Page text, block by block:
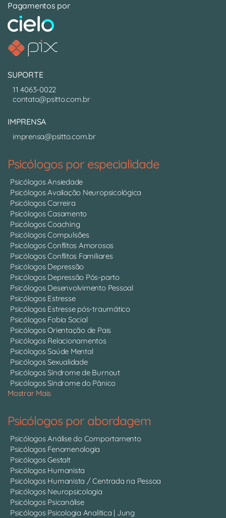
Pagamentos por
SUPORTE
11 4063-0022
contato@psitto.com.br
IMPRENSA
imprensa@psitto.com.br
Psicólogos por especialidade
Psicólogos Ansiedade
Psicólogos Avaliação Neuropsicológica
Psicólogos Carreira
Psicólogos Casamento
Psicólogos Coaching
Psicólogos Compulsões
Psicólogos Conflitos Amorosos
Psicólogos Conflitos Familiares
Psicólogos Depressão
Psicólogos Depressão Pós-parto
Psicólogos Desenvolvimento Pessoal
Psicólogos Estresse
Psicólogos Estresse pós-traumático
Psicólogos Fobia Social
Psicólogos Orientação de Pais
Psicólogos Relacionamentos
Psicólogos Saúde Mental
Psicólogos Sexualidade
Psicólogos Síndrome de Burnout
Psicólogos Síndrome do Pânico
Mostrar Mais
Psicólogos por abordagem
Psicólogos Análise do Comportamento
Psicólogos Fenomenologia
Psicólogos Gestalt
Psicólogos Humanista
Psicólogos Humanista / Centrada na Pessoa
Psicólogos Neuropsicologia
Psicólogos Psicanálise
Psicólogos Psicologia Analítica | Jung